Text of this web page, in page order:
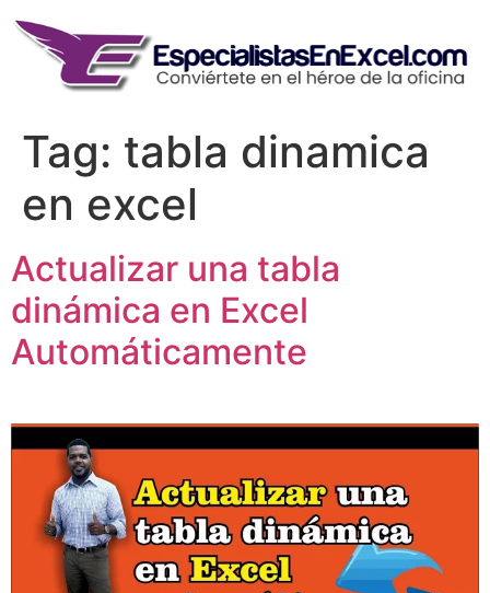
content
Tag: tabla dinamica
en excel
Actualizar una tabla
dinámica en Excel
Automáticamente